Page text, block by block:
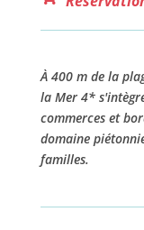
À 400 m de la
la Mer 4*
commerces et
domaine
familles.